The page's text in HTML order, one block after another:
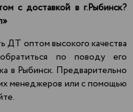
с доставкой в г.Рыбинск?
ДТ оптом высокого качества
по поводу его
в Рыбинск. Предварительно
менеджеров или с помощью